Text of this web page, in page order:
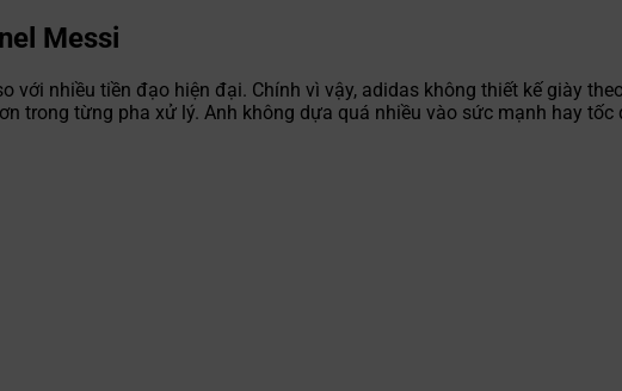
Messi
với nhiều tiền đạo hiện đại. Chính vì vậy, adidas không thiết kế giày
trong từng pha xử lý. Anh không dựa quá nhiều vào sức mạnh hay